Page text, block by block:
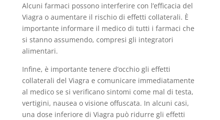
Alcuni farmaci possono interferire con l’efficacia del
Viagra o aumentare il rischio di effetti collaterali. È
importante informare il medico di tutti i farmaci che
si stanno assumendo, compresi gli integratori
alimentari.
Infine, è importante tenere d’occhio gli effetti
collaterali del Viagra e comunicare immediatamente
al medico se si verificano sintomi come mal di testa,
vertigini, nausea o visione offuscata. In alcuni casi,
una dose inferiore di Viagra può ridurre gli effetti